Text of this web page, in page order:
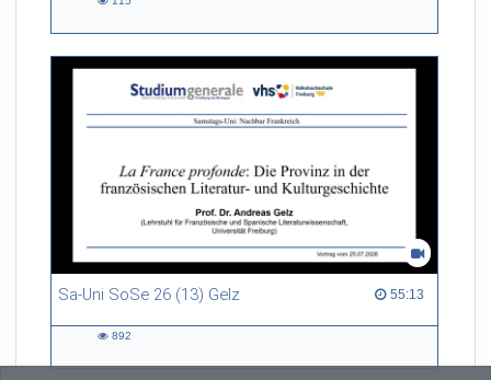
Sa-Uni SoSe 26 (13) Gelz 55:13
55:13 duration
892